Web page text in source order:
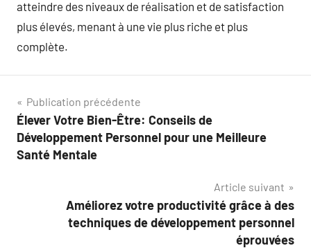
atteindre des niveaux de réalisation et de satisfaction
plus élevés, menant à une vie plus riche et plus
complète.
Navigation
de
l’article
Publication précédente
Élever Votre Bien-Être: Conseils de
Développement Personnel pour une Meilleure
Santé Mentale
Article suivant
Améliorez votre productivité grâce à des
techniques de développement personnel
éprouvées